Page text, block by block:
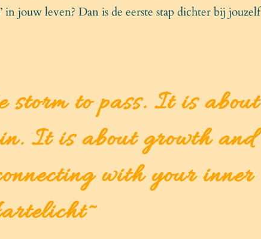
in jouw leven? Dan is de eerste stap dichter bij jouzelf
storm to pass. It is about
It is about growth and
with your inner